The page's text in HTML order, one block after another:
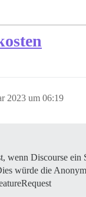
2023 um 06:19
wenn Discourse
würde die